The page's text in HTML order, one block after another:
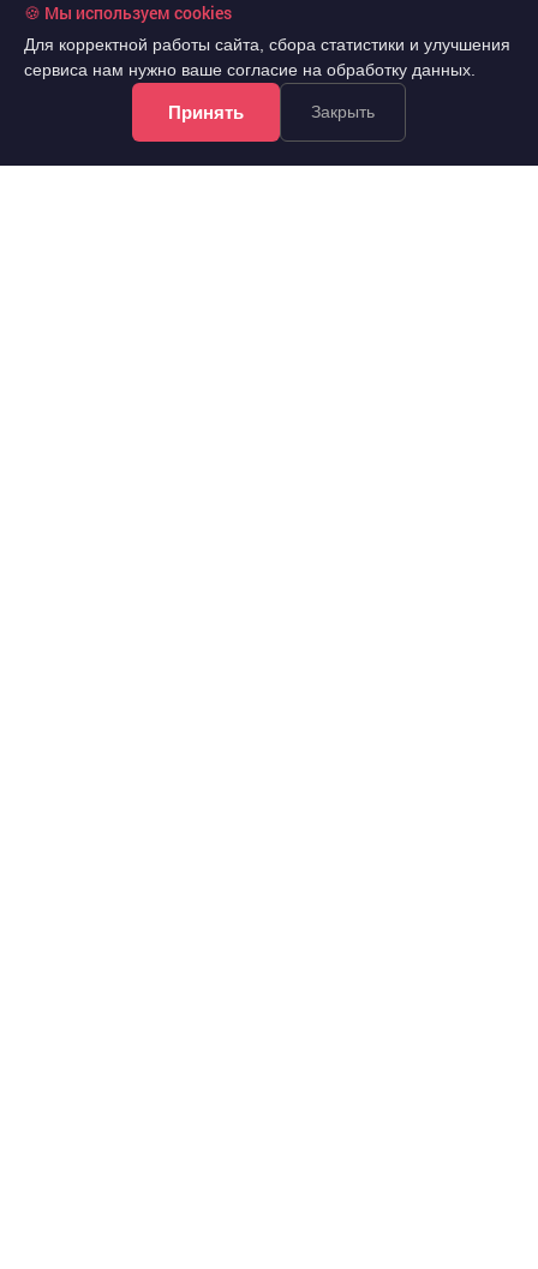
🍪 Мы используем cookies
Для корректной работы сайта, сбора статистики и улучшения
сервиса нам нужно ваше согласие на обработку данных.
Принять Закрыть